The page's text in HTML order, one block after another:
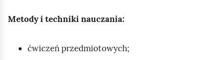
Metody i techniki nauczania:
ćwiczeń przedmiotowych;